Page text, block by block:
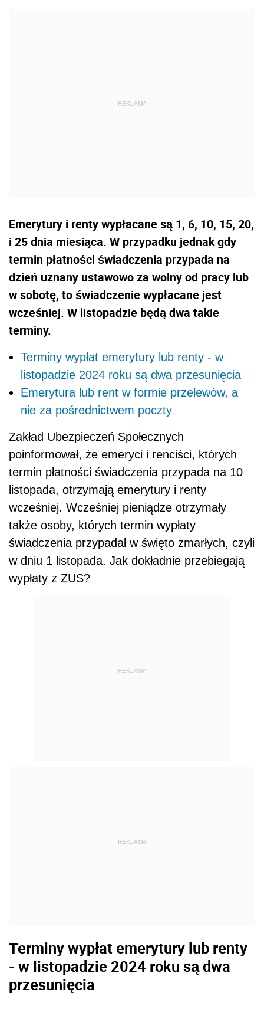
Emerytury i renty wypłacane są 1, 6, 10, 15, 20,
i 25 dnia miesiąca. W przypadku jednak gdy
termin płatności świadczenia przypada na
dzień uznany ustawowo za wolny od pracy lub
w sobotę, to świadczenie wypłacane jest
wcześniej. W listopadzie będą dwa takie
terminy.
Terminy wypłat emerytury lub renty - w
listopadzie 2024 roku są dwa przesunięcia
Emerytura lub rent w formie przelewów, a
nie za pośrednictwem poczty
Zakład Ubezpieczeń Społecznych
poinformował, że emeryci i renciści, których
termin płatności świadczenia przypada na 10
listopada, otrzymają emerytury i renty
wcześniej. Wcześniej pieniądze otrzymały
także osoby, których termin wypłaty
świadczenia przypadał w święto zmarłych, czyli
w dniu 1 listopada. Jak dokładnie przebiegają
wypłaty z ZUS?
REKLAMA
REKLAMA
Terminy wypłat emerytury lub renty
- w listopadzie 2024 roku są dwa
przesunięcia